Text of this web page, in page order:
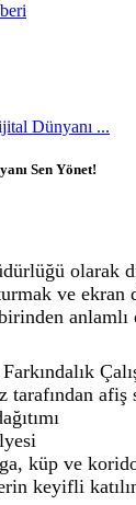
Dünyanı ...
Sen Yönet!
olarak
ve ekran
tarafından afiş
küp ve
keyifli